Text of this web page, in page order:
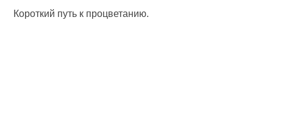
Короткий путь к процветанию.